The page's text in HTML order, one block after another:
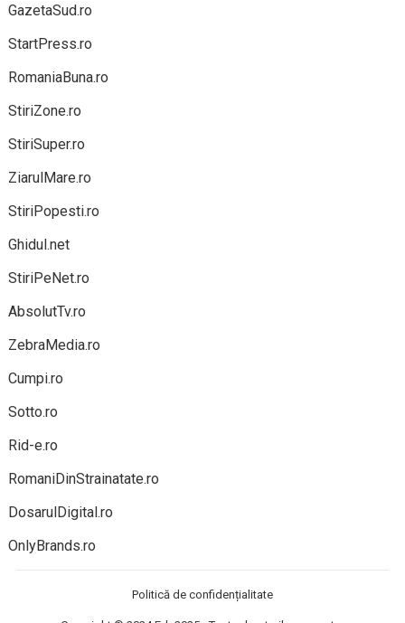
GazetaSud.ro
StartPress.ro
RomaniaBuna.ro
StiriZone.ro
StiriSuper.ro
ZiarulMare.ro
StiriPopesti.ro
Ghidul.net
StiriPeNet.ro
AbsolutTv.ro
ZebraMedia.ro
Cumpi.ro
Sotto.ro
Rid-e.ro
RomaniDinStrainatate.ro
DosarulDigital.ro
OnlyBrands.ro
Politică de confidențialitate